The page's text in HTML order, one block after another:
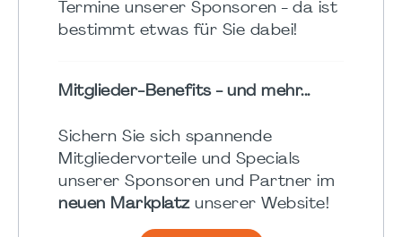
Termine unserer Sponsoren - da ist
bestimmt etwas für Sie dabei!
Mitglieder-Benefits - und mehr...
Sichern Sie sich spannende
Mitgliedervorteile und Specials
unserer Sponsoren und Partner im
neuen Markplatzunserer Website!